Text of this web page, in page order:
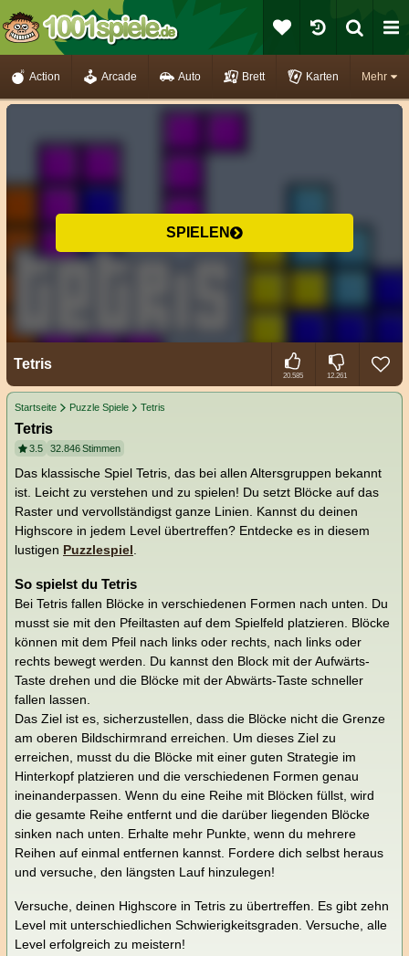
Mehr
Action Arcade Auto Brett Karten
SPIELEN
Tetris
20.585 12.261
Startseite Puzzle Spiele Tetris
Tetris
3.5 32.846Stimmen
Das klassische Spiel Tetris, das bei allen Altersgruppen bekannt
ist. Leicht zu verstehen und zu spielen! Du setzt Blöcke auf das
Raster und vervollständigst ganze Linien. Kannst du deinen
Highscore in jedem Level übertreffen? Entdecke es in diesem
lustigen Puzzlespiel.
So spielst du Tetris
Bei Tetris fallen Blöcke in verschiedenen Formen nach unten. Du
musst sie mit den Pfeiltasten auf dem Spielfeld platzieren. Blöcke
können mit dem Pfeil nach links oder rechts, nach links oder
rechts bewegt werden. Du kannst den Block mit der Aufwärts-
Taste drehen und die Blöcke mit der Abwärts-Taste schneller
fallen lassen.
Das Ziel ist es, sicherzustellen, dass die Blöcke nicht die Grenze
am oberen Bildschirmrand erreichen. Um dieses Ziel zu
erreichen, musst du die Blöcke mit einer guten Strategie im
Hinterkopf platzieren und die verschiedenen Formen genau
ineinanderpassen. Wenn du eine Reihe mit Blöcken füllst, wird
die gesamte Reihe entfernt und die darüber liegenden Blöcke
sinken nach unten. Erhalte mehr Punkte, wenn du mehrere
Reihen auf einmal entfernen kannst. Fordere dich selbst heraus
und versuche, den längsten Lauf hinzulegen!
Versuche, deinen Highscore in Tetris zu übertreffen. Es gibt zehn
Level mit unterschiedlichen Schwierigkeitsgraden. Versuche, alle
Level erfolgreich zu meistern!